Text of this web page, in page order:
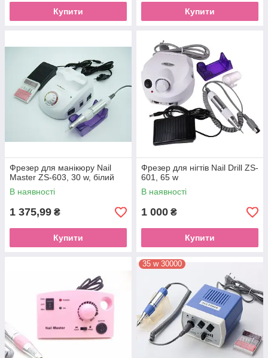
Купити Купити
Фрезер для манікюру Nail
Master ZS-603, 30 w, білий
В наявності
1 375,99 ₴
Купити
Фрезер для нігтів Nail Drill ZS-
601, 65 w
В наявності
1 000 ₴
Купити
35 w 30000